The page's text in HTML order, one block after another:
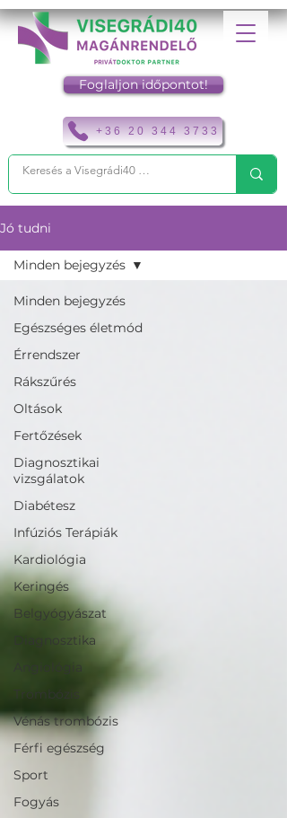
+36 20 344 3733
Foglaljon időpontot!
Jó tudni
Minden bejegyzés
Egészséges életmód
Érrendszer
Rákszűrés
Oltások
Fertőzések
Diagnosztikai
vizsgálatok
Diabétesz
Infúziós Terápiák
Kardiológia
Keringés
Belgyógyászat
Diagnosztika
Angiológia
Trombózis
Vénás trombózis
Férfi egészség
Sport
Fogyás
Minden bejegyzés